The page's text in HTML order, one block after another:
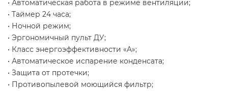
• Автоматическая работа в режиме вентиляции;
• Таймер 24 часа;
• Ночной режим;
• Эргономичный пульт ДУ;
• Класс энергоэффективности «A»;
• Автоматическое испарение конденсата;
• Защита от протечки;
• Противопылевой моющийся фильтр;